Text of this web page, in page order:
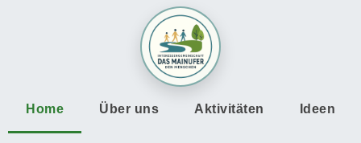
Home Über uns Aktivitäten Ideen